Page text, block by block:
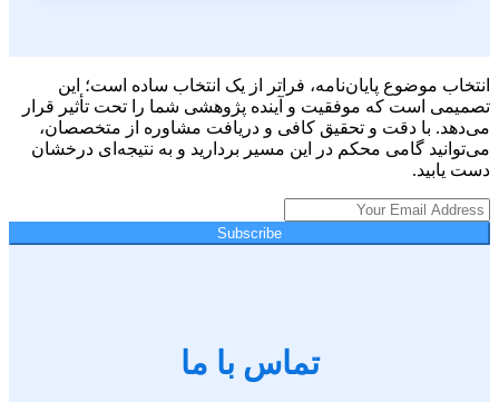
انتخاب موضوع پایان‌نامه، فراتر از یک انتخاب ساده است؛ این
تصمیمی است که موفقیت و آینده پژوهشی شما را تحت تأثیر قرار
می‌دهد. با دقت و تحقیق کافی و دریافت مشاوره از متخصصان،
می‌توانید گامی محکم در این مسیر بردارید و به نتیجه‌ای درخشان
دست یابید.
Subscribe
تماس با ما